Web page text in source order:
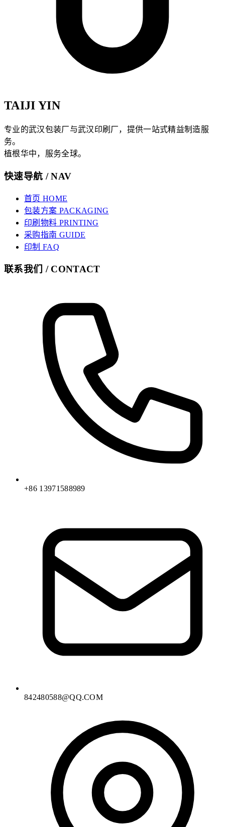
TAIJI YIN
专业的武汉包装厂与武汉印刷厂，提供一站式精益制造服
务。
植根华中，服务全球。
快速导航 / NAV
首页 HOME
包装方案 PACKAGING
印刷物料 PRINTING
采购指南 GUIDE
印制 FAQ
联系我们 / CONTACT
+86 13971588989
842480588@QQ.COM